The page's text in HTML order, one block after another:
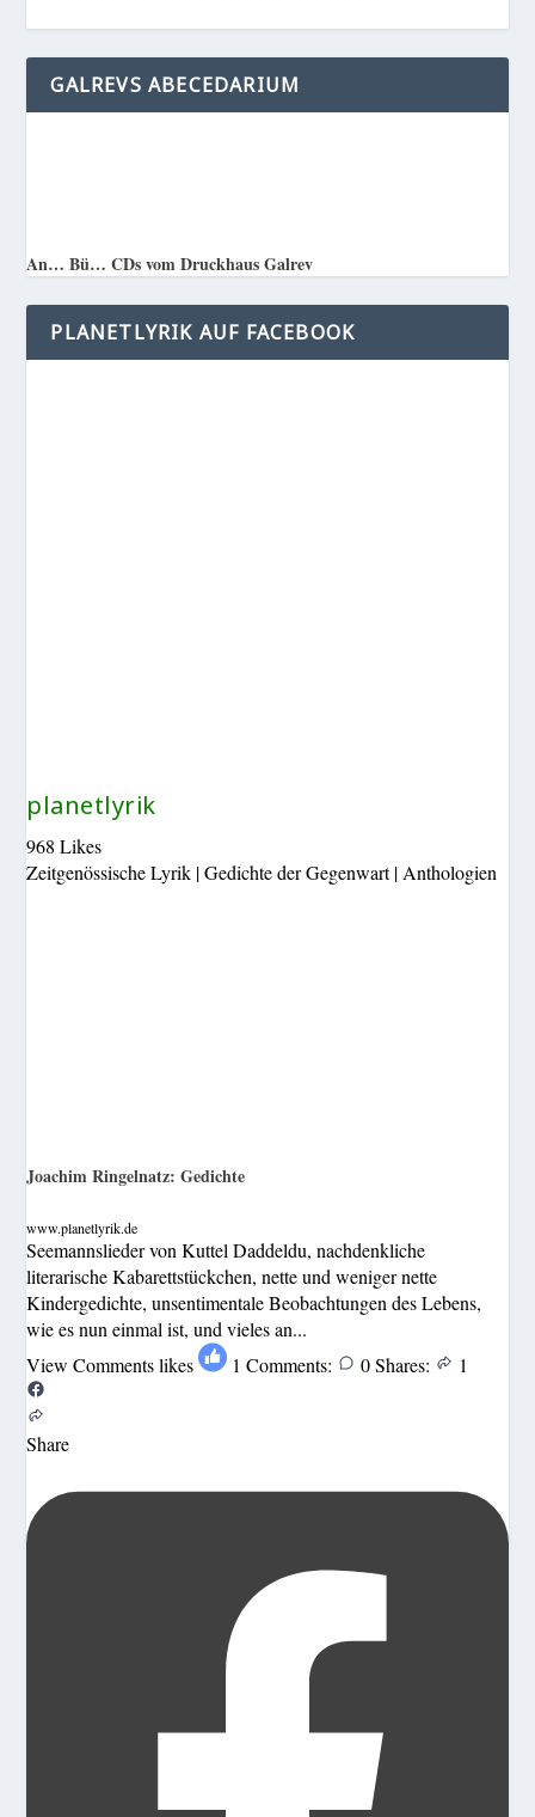
GALREVS ABECEDARIUM
An… Bü… CDs vom Druckhaus Galrev
PLANETLYRIK AUF FACEBOOK
planetlyrik
968 Likes
Zeitgenössische Lyrik | Gedichte der Gegenwart | Anthologien
Joachim Ringelnatz: Gedichte
www.planetlyrik.de
Seemannslieder von Kuttel Daddeldu, nachdenkliche
literarische Kabarettstückchen, nette und weniger nette
Kindergedichte, unsentimentale Beobachtungen des Lebens,
wie es nun einmal ist, und vieles an...
View Comments likes 1 Comments: 0 Shares: 1
Share